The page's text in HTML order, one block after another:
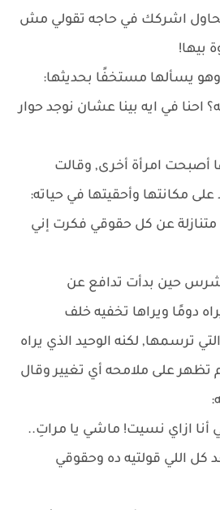
بحاول اشركك في حاجه تقولي مش
بيها!
يسألها مستخفًا بحديثها:
احنا في ايه بينا عشان نوجد حوار
أصبحت امرأة أخرى, وقالت
مكانتها وأحقيتها في حياته:
متنازلة عن كل حقوقي فكرت إني
حين بدأت تدافع عن
دومًا ويراها تخفيه خلف
ترسمها, لكنه الوحيد الذي يراه
تظهر على ملامحه أي تغيير وقال
أنا ازاي نسيت! ماشي يا مراتِ..
كل اللي قولتيه ده وحقوقي